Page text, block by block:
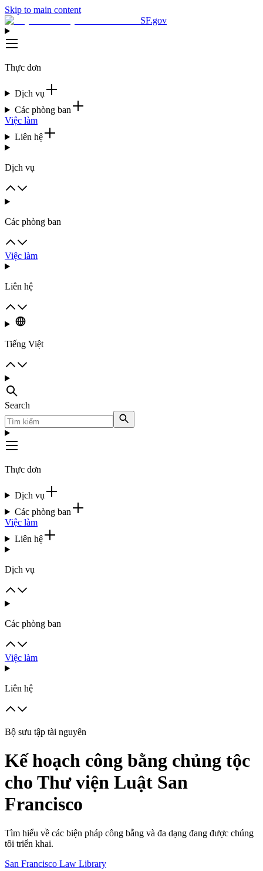
Skip to main content
SF.gov
Thực đơn
Dịch vụ
Các phòng ban
Việc làm
Liên hệ
Dịch vụ
Các phòng ban
Việc làm
Liên hệ
Tiếng Việt
Search
Thực đơn
Dịch vụ
Các phòng ban
Việc làm
Liên hệ
Dịch vụ
Các phòng ban
Việc làm
Liên hệ
Bộ sưu tập tài nguyên
Kế hoạch công bằng chủng tộc
cho Thư viện Luật San
Francisco
Tìm hiểu về các biện pháp công bằng và đa dạng đang được chúng
tôi triển khai.
San Francisco Law Library